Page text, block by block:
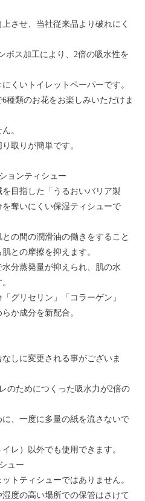
させ、当社従来品より破れにく
ス加工により、2倍の吸水性を
くいトイレットペーパーです。
類のお花をお楽しみいただけま
。
取りが簡単です。
ョンティシュー
目指した「うるおいバリア製
奪いにくい保湿ティシューで
の間の潤滑油の働きをすること
との摩擦を抑えます。
分蒸発量が抑えられ、肌の水
グリセリン」「コラーゲン」
か成分を新配合。
しに変更される事がございま
のためにつくった吸水力が2倍の
に、一度に多量の紙を流さないで
レ）以外でも使用できます。
ュー
トティシューではありません。
度の高い場所での保管はさけて